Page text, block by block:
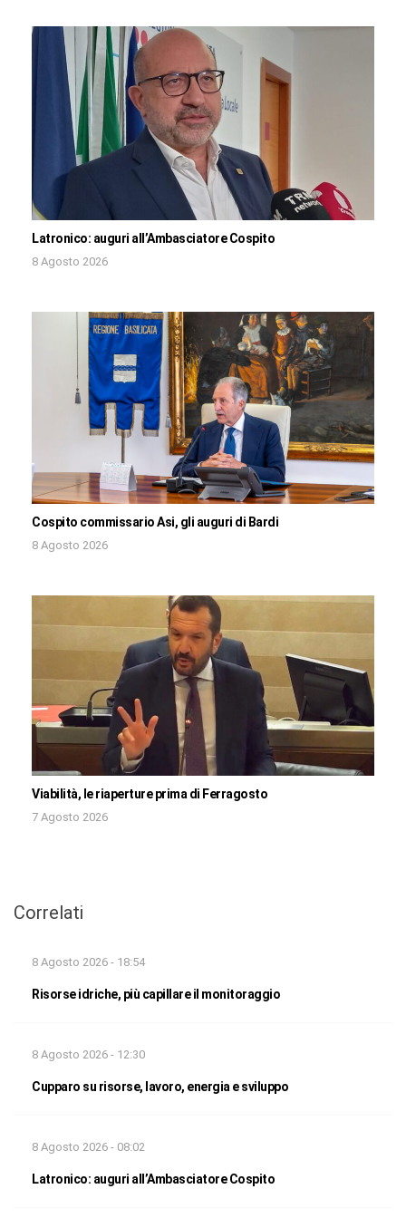
Latronico: auguri all’Ambasciatore Cospito
8 Agosto 2026
Cospito commissario Asi, gli auguri di Bardi
8 Agosto 2026
Viabilità, le riaperture prima di Ferragosto
7 Agosto 2026
Correlati
8 Agosto 2026 - 18:54
Risorse idriche, più capillare il monitoraggio
8 Agosto 2026 - 12:30
Cupparo su risorse, lavoro, energia e sviluppo
8 Agosto 2026 - 08:02
Latronico: auguri all’Ambasciatore Cospito